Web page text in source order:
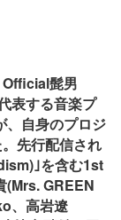
髭男
表する音楽プ
、自身のプロジ
先行配信され
｣を含む1st
(Mrs. GREEN
、高岩遼